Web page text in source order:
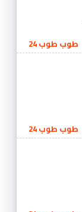
طوب طوب 24
طوب طوب 24